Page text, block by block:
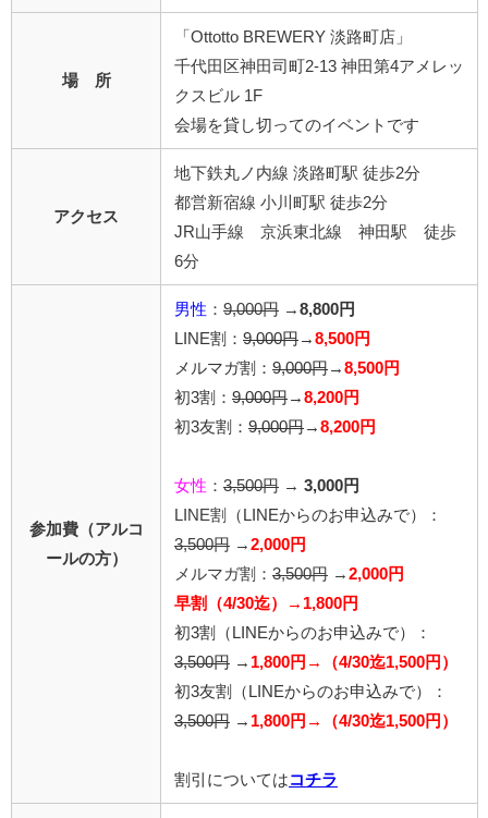
場 所
「Ottotto BREWERY 淡路町店」
千代田区神田司町2-13 神田第4アメレッ
クスビル 1F
会場を貸し切ってのイベントです
アクセス
地下鉄丸ノ内線 淡路町駅 徒歩2分
都営新宿線 小川町駅 徒歩2分
JR山手線 京浜東北線 神田駅 徒歩
6分
参加費（アルコ
ールの方）
男性 ： 9,000円 → 8,800円
LINE割： 9,000円 → 8,500円
メルマガ割： 9,000円 → 8,500円
初3割： 9,000円 → 8,200円
初3友割： 9,000円 → 8,200円
女性 ： 3,500円 → 3,000円
LINE割
（LINEからのお申込みで）
：
3,500円 → 2,000円
メルマガ割： 3,500円 → 2,000円
早割（4/30迄）→1,800円
初3割（LINEからのお申込みで）：
3,500円 → 1,800円→（4/30迄1,500円）
初3友割（LINEからのお申込みで）：
3,500円 → 1,800円→（4/30迄1,500円）
割引については コチラ